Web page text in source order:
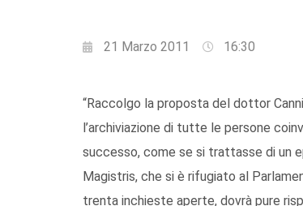
21 Marzo 2011 16:30
“Raccolgo la proposta del dottor
l’archiviazione di tutte le persone
successo, come se si trattasse di un
Magistris, che si è rifugiato al
trenta inchieste aperte, dovrà pure